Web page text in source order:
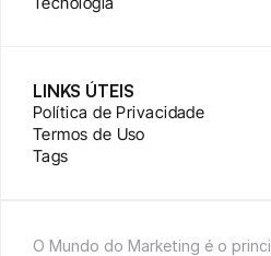
LINKS ÚTEIS
Política de Privacidade
Termos de Uso
Tags
O Mundo do Marketing é o